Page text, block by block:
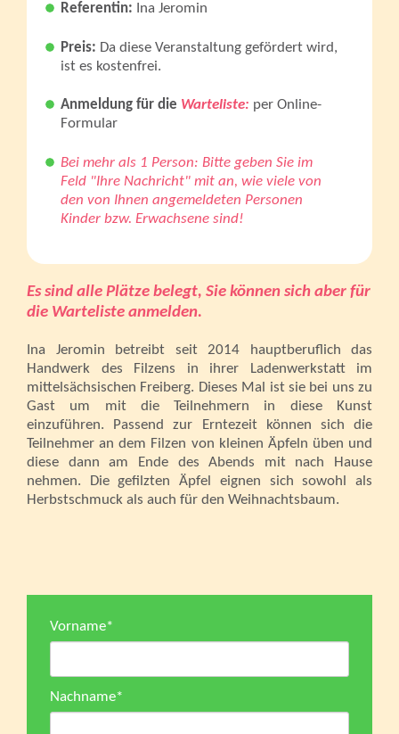
Referentin: Ina Jeromin
Preis: Da diese Veranstaltung gefördert wird,
ist es kostenfrei.
Anmeldung für die Warteliste: per Online-
Formular
Bei mehr als 1 Person: Bitte geben Sie im
Feld "Ihre Nachricht" mit an, wie viele von
den von Ihnen angemeldeten Personen
Kinder bzw. Erwachsene sind!
Es sind alle Plätze belegt, Sie können sich aber für
die Warteliste anmelden.
Ina Jeromin betreibt seit 2014 hauptberuflich das
Handwerk des Filzens in ihrer Ladenwerkstatt im
mittelsächsischen Freiberg. Dieses Mal ist sie bei uns zu
Gast um mit die Teilnehmern in diese Kunst
einzuführen. Passend zur Erntezeit können sich die
Teilnehmer an dem Filzen von kleinen Äpfeln üben und
diese dann am Ende des Abends mit nach Hause
nehmen. Die gefilzten Äpfel eignen sich sowohl als
Herbstschmuck als auch für den Weihnachtsbaum.
Vorname*
Nachname*